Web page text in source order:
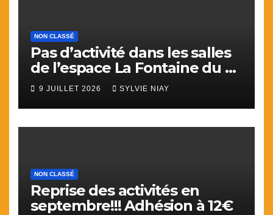
NON CLASSÉ
Pas d’activité dans les salles
de l’espace La Fontaine du 9
juillet au 31 aout.
9 JUILLET 2026 SYLVIE NIAY
NON CLASSÉ
Reprise des activités en
septembre!!! Adhésion à 12€